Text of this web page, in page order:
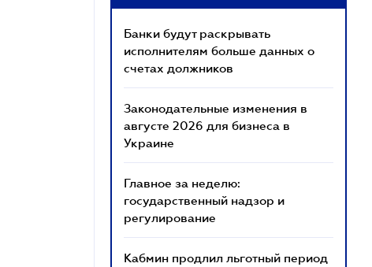
Банки будут раскрывать
исполнителям больше данных о
счетах должников
Законодательные изменения в
августе 2026 для бизнеса в
Украине
Главное за неделю:
государственный надзор и
регулирование
Кабмин продлил льготный период